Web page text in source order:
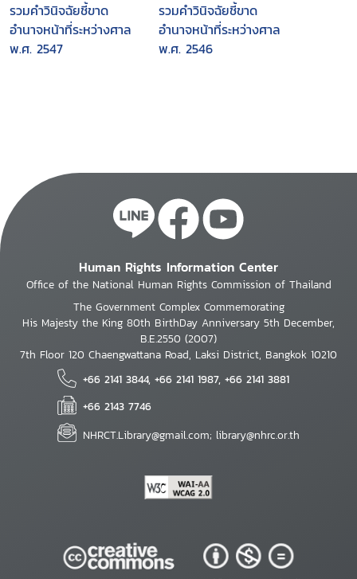
รวมคำวินิจฉัยชี้ขาด
อำนาจหน้าที่ระหว่างศาล
พ.ศ. 2547
รวมคำวินิจฉัยชี้ขาด
อำนาจหน้าที่ระหว่างศาล
พ.ศ. 2546
Human Rights Information Center
Office of the National Human Rights Commission of Thailand
The Government Complex Commemorating
His Majesty the King 80th BirthDay Anniversary 5th December,
B.E.2550 (2007)
7th Floor 120 Chaengwattana Road, Laksi District, Bangkok 10210
+66 2141 3844, +66 2141 1987, +66 2141 3881
+66 2143 7746
NHRCT.Library@gmail.com; library@nhrc.or.th